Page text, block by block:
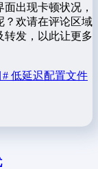
出现卡顿状况，
？欢请在评论区域
转发，以此让更多
# 低延迟配置文件